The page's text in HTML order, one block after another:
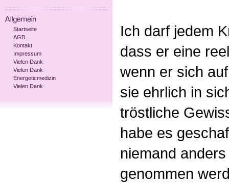
Startseite
AGB
Kontakt
Impressum
Vielen Dank
Vielen Dank
Energeticmedizin
Vielen Dank
Ich darf jedem
dass er eine
wenn er sich
sie ehrlich in
tröstliche
habe es
niemand
genommen